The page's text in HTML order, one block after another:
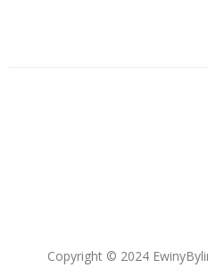
Copyright © 2024